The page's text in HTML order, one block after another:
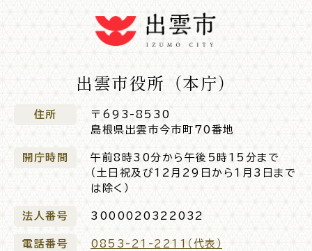
出雲市役所（本庁）
住所
〒693-8530
島根県出雲市今市町70番地
開庁時間
午前8時30分から午後5時15分まで
（土日祝及び12月29日から1月3日まで
は除く）
法人番号 3000020322032
電話番号 0853-21-2211（代表）